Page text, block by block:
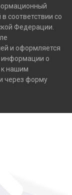
соответствии со
Федерации.
и оформляется
информации о
к нашим
через форму